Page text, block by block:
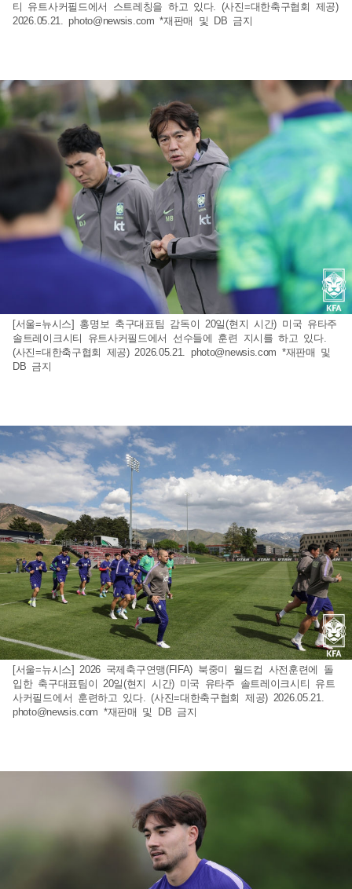
티 유트사커필드에서 스트레칭을 하고 있다. (사진=대한축구협회 제공)
2026.05.21.photo@newsis.com *재판매 및 DB 금지
[서울=뉴시스] 홍명보 축구대표팀 감독이 20일(현지 시간) 미국 유타주
솔트레이크시티 유트사커필드에서 선수들에 훈련 지시를 하고 있다.
(사진=대한축구협회 제공) 2026.05.21. photo@newsis.com *재판매 및
DB 금지
[서울=뉴시스] 2026 국제축구연맹(FIFA) 북중미 월드컵 사전훈련에 돌
입한 축구대표팀이 20일(현지 시간) 미국 유타주 솔트레이크시티 유트
사커필드에서 훈련하고 있다. (사진=대한축구협회 제공) 2026.05.21.
photo@newsis.com *재판매 및 DB 금지